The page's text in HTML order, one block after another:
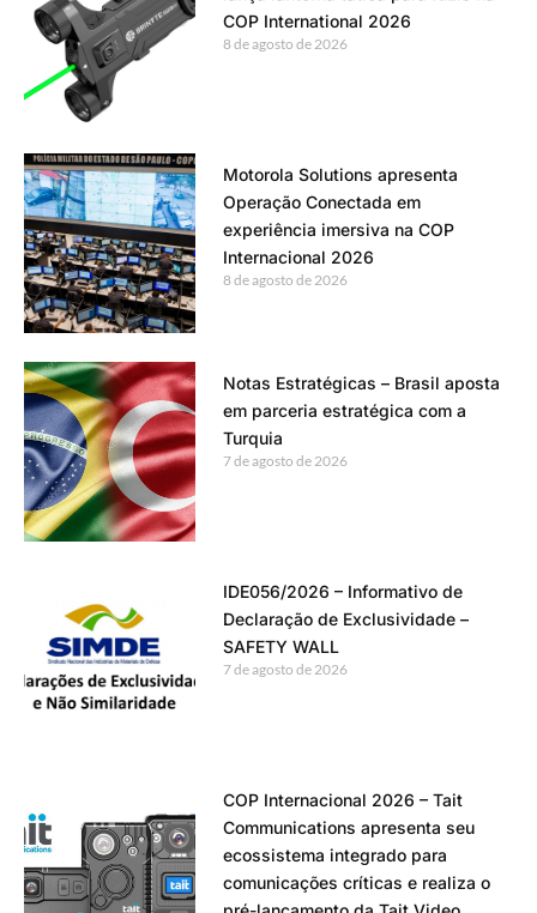
COP International 2026
8 de agosto de 2026
Motorola Solutions apresenta
Operação Conectada em
experiência imersiva na COP
Internacional 2026
8 de agosto de 2026
Notas Estratégicas – Brasil aposta
em parceria estratégica com a
Turquia
7 de agosto de 2026
IDE056/2026 – Informativo de
Declaração de Exclusividade –
SAFETY WALL
7 de agosto de 2026
COP Internacional 2026 – Tait
Communications apresenta seu
ecossistema integrado para
comunicações críticas e realiza o